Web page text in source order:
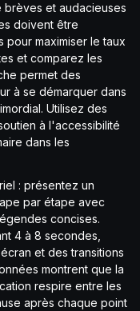
et audacieuses
doivent être
pour maximiser le taux
et comparez les
permet des
à se démarquer dans
Utilisez des
à l'accessibilité
dans les
: présentez un
par étape avec
concises.
4 à 8 secondes,
et des transitions
montrent que la
respire entre les
après chaque point